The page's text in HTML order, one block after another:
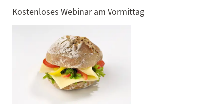
Kostenloses Webinar am Vormittag